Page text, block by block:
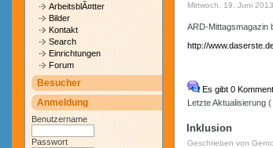
ArbeitsblÃ¤tter
Bilder
Kontakt
Search
Einrichtungen
Forum
Besucher
Anmeldung
Benutzername
Passwort
Mittwoch, 19. Juni 2013
ARD-Mittagsmagazin
http://
Es gibt 0
Letzte Aktualisierung
Inklusion
Geschrieben von